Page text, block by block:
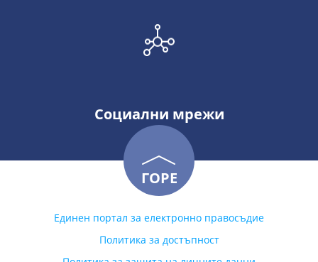
Социални мрежи
ГОРЕ
Единен портал за електронно правосъдие
Политика за достъпност